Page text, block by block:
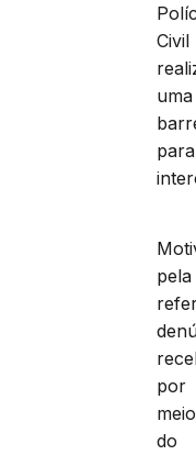
Civil
uma
para
pela
por
meio
do